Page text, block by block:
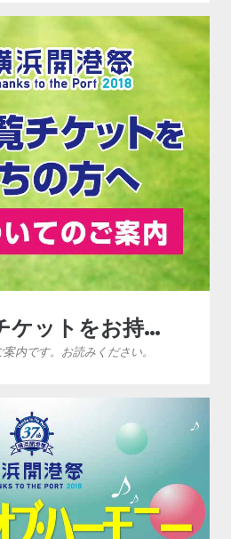
ケットをお持…
内です。お読みください。